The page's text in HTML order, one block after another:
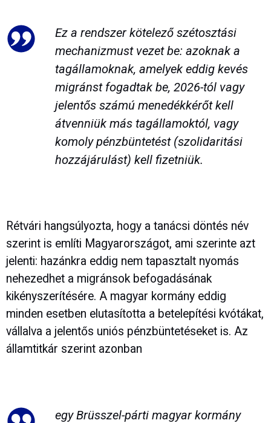
Ez a rendszer kötelező szétosztási
mechanizmust vezet be: azoknak a
tagállamoknak, amelyek eddig kevés
migránst fogadtak be, 2026-tól vagy
jelentős számú menedékkérőt kell
átvenniük más tagállamoktól, vagy
komoly pénzbüntetést (szolidaritási
hozzájárulást) kell fizetniük.
Rétvári hangsúlyozta, hogy a tanácsi döntés név
szerint is említi Magyarországot, ami szerinte azt
jelenti: hazánkra eddig nem tapasztalt nyomás
nehezedhet a migránsok befogadásának
kikényszerítésére. A magyar kormány eddig
minden esetben elutasította a betelepítési kvótákat,
vállalva a jelentős uniós pénzbüntetéseket is. Az
államtitkár szerint azonban
egy Brüsszel-párti magyar kormány